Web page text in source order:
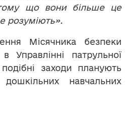
що вони більше це
розуміють».
Місячника безпеки
Управлінні патрульної
заходи планують
навчальних